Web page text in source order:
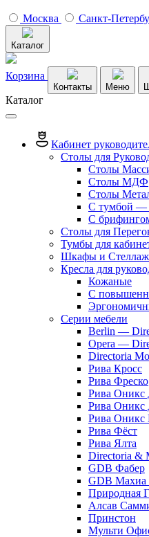
Москва Санкт-
Каталог
Корзина
Контакты Меню
Каталог
Кабинет
Столы для
Столы
Столы МДФ
Столы
С тумбой —
C
Столы для
Тумбы для
Шкафы и
Кресла для
Кожаные
С
Серии мебели
Berlin —
Opera —
Directoria
Рива Кросс
Рива Фреско
Рива Оникс
Рива Оникс
Рива Оникс
Рива Фёст
Рива Ялта
Directoria &
GDB Фабер
GDB Махиа
Природная
Алсав
Принстон
Мульти